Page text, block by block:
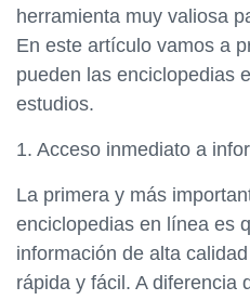
herramienta muy valiosa
En este artículo vamos a
pueden las enciclopedias
estudios.
1. Acceso inmediato a
La primera y más
enciclopedias en línea es
información de alta
rápida y fácil. A diferencia